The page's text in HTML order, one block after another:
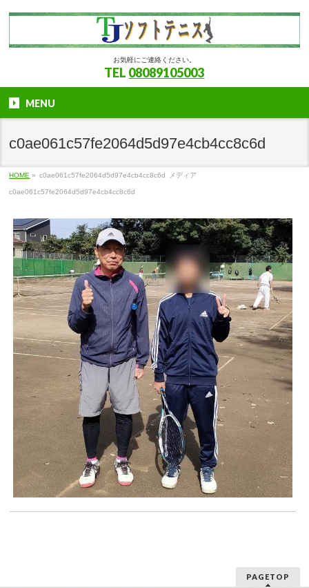
お気軽にご連絡ください。
TEL 08089105003
MENU
c0ae061c57fe2064d5d97e4cb4cc8c6d
HOME » c0ae061c57fe2064d5d97e4cb4cc8c6d メディア
c0ae061c57fe2064d5d97e4cb4cc8c6d
PAGETOP